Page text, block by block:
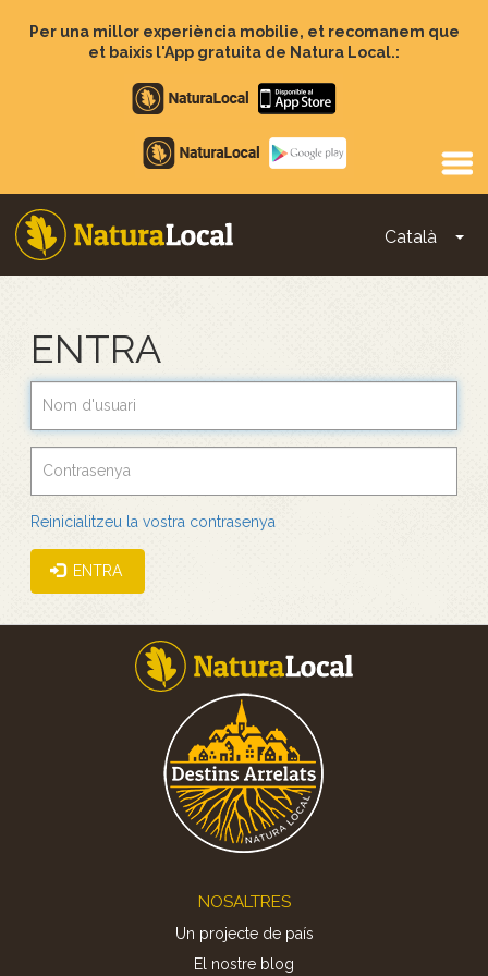
Per una millor experiència mobilie, et recomanem que
et baixis l'App gratuita de Natura Local.:
Apple
store
Google
Play
Català
Main
ENTRA
Reinicialitzeu la vostra contrasenya
ENTRA
NOSALTRES
Un projecte de país
El nostre blog